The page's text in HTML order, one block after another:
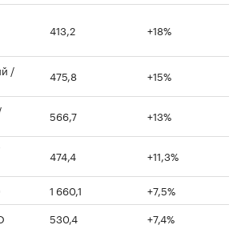
413,2 +18%
/ 475,8 +15%
566,7 +13%
474,4 +11,3%
1 660,1
+7,5%
530,4
+7,4%